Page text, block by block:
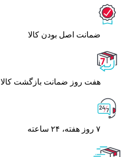
ﺿﻤﺎﻧﺖ اﺻﻞ ﺑﻮدن ﮐﺎﻟﺎ
هفت روز ضمانت بازگشت کالا
۷ روز ﻫﻔﺘﻪ، ۲۴ ﺳﺎﻋﺘﻪ